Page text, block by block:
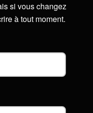
si vous changez
à tout moment.